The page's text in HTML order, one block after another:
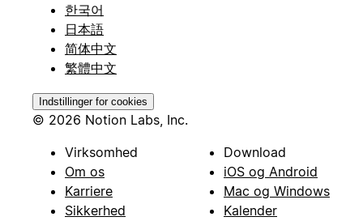
한국어
日本語
简体中文
繁體中文
Indstillinger for cookies
© 2026 Notion Labs, Inc.
Virksomhed
Om os
Karriere
Sikkerhed
Download
iOS og Android
Mac og Windows
Kalender